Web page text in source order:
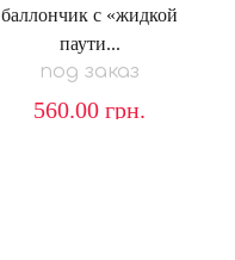
баллончик с «жидкой
паути...
под заказ
560.00 грн.